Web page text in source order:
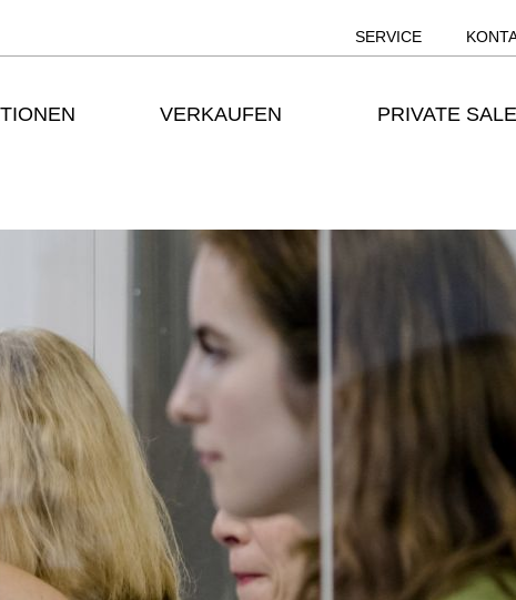
SERVICE
VERKAUFEN PRIVATE SALE